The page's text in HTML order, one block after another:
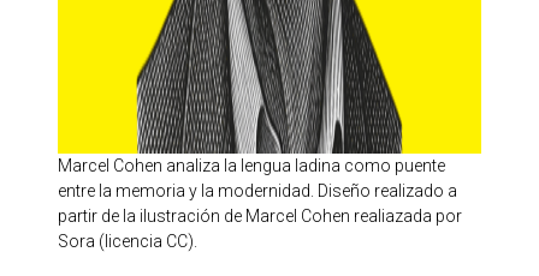
Marcel Cohen analiza la lengua ladina como puente
entre la memoria y la modernidad. Diseño realizado a
partir de la ilustración de Marcel Cohen realiazada por
Sora (licencia CC).